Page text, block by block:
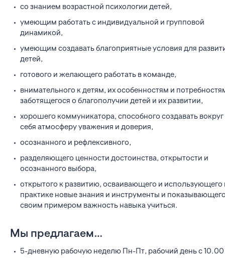
со знанием возрастной психологии детей,
умеющим работать с индивидуальной и групповой
динамикой,
умеющим создавать благоприятные условия для
детей,
готового и желающего работать в команде,
внимательного к детям, их особенностям и
заботящегося о благополучии детей и их развитии,
хорошего коммуникатора, способного создавать вокруг
себя атмосферу уважения и доверия,
осознанного и рефлексивного,
разделяющего ценности достоинства, открытости и
осознанного выбора,
открытого к развитию, осваивающего и использующего
практике новые знания и инструменты и
своим примером важность навыка учиться.
Мы предлагаем…
5-дневную рабочую неделю Пн-Пт, рабочий день с